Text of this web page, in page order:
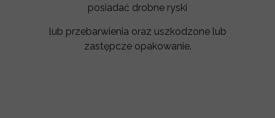
posiadać drobne ryski
lub przebarwienia oraz uszkodzone lub
zastępcze opakowanie.